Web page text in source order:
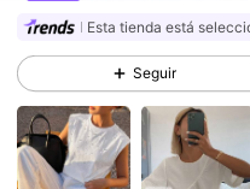
4,86 6.6M
4,86 6.6M
Esta tienda está
Seguir